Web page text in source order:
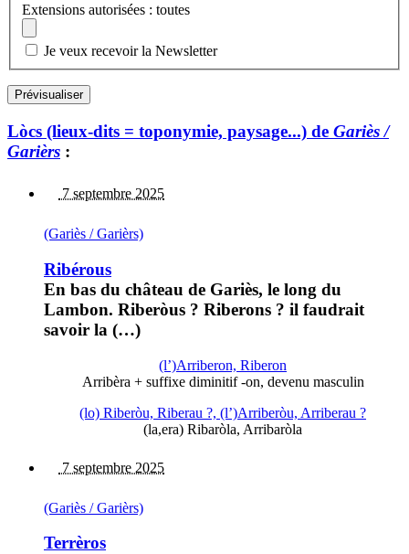
Extensions autorisées : toutes
Je veux recevoir la Newsletter
Lòcs (lieux-dits = toponymie, paysage...) de Gariès /
Garièrs :
7 septembre 2025
(Gariès / Garièrs)
Ribérous
En bas du château de Gariès, le long du
Lambon. Riberòus ? Riberons ? il faudrait
savoir la (…)
(l’)Arriberon, Riberon
Arribèra + suffixe diminitif -on, devenu masculin
(lo) Riberòu, Riberau ?, (l’)Arriberòu, Arriberau ?
(la,era) Ribaròla, Arribaròla
7 septembre 2025
(Gariès / Garièrs)
Terrèros